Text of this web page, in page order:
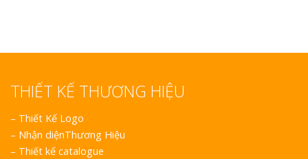
THIẾT KẾ THƯƠNG HIỆU
– Thiết Kế Logo
– Nhận diệnThương Hiệu
– Thiết kế catalogue